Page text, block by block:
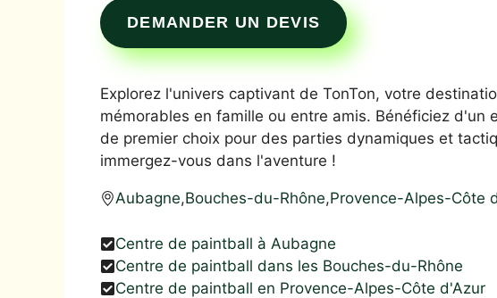
DEMANDER UN DEVIS
Explorez l'univers captivant de TonTon, votre
mémorables en famille ou entre amis. Bénéficiez d'un
de premier choix pour des parties dynamiques et
immergez-vous dans l'aventure !
Aubagne,Bouches-du-Rhône,Provence-Alpes-Côte
Centre de paintball à Aubagne
Centre de paintball dans les Bouches-du-Rhône
Centre de paintball en Provence-Alpes-Côte d'Azur